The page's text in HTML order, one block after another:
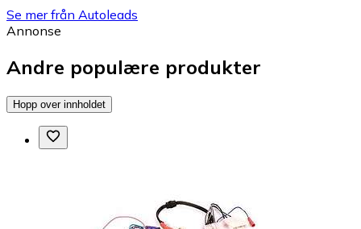
Se mer från Autoleads
Annonse
Andre populære produkter
Hopp over innholdet